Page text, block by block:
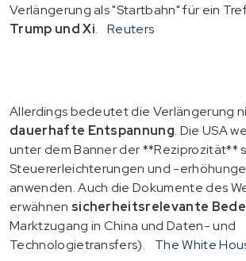
Verlängerung als "Startbahn" für ein
Trump und Xi. Reuters
Allerdings bedeutet die Verlängerung
dauerhafte Entspannung. Die USA
unter dem Banner der **Reziprozität**
Steuererleichterungen und -
anwenden. Auch die Dokumente des
erwähnen sicherheitsrelevante
Marktzugang in China und Daten- und
Technologietransfers).
The White